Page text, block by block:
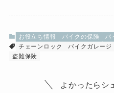
お役立ち情報 バイクの保険 バ
チェーンロック
バイクガレージ
盗難保険
よかったらシ